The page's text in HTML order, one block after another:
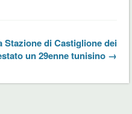
Stazione di Castiglione dei
un 29enne tunisino →